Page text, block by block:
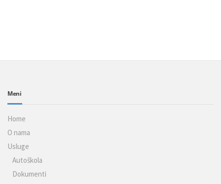
Meni
Home
O nama
Usluge
Autoškola
Dokumenti